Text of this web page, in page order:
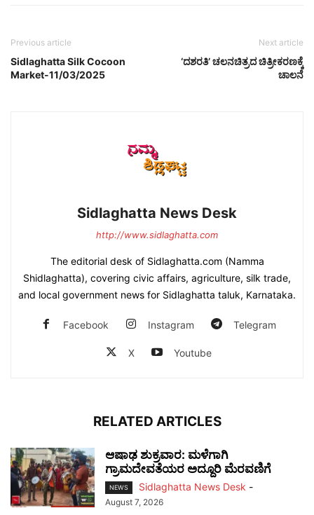
Previous article
Sidlaghatta Silk Cocoon
Market-11/03/2025
Next article
‘ದಶರತಿ’ ಚಲನಚಿತ್ರದ ಚಿತ್ರೀಕರಣಕ್ಕೆ
ಚಾಲನೆ
Sidlaghatta News Desk
http://www.sidlaghatta.com
The editorial desk of Sidlaghatta.com (Namma
Shidlaghatta), covering civic affairs, agriculture, silk trade,
and local government news for Sidlaghatta taluk, Karnataka.
Facebook Instagram Telegram
X Youtube
RELATED ARTICLES
ಆಷಾಢ ಶುಕ್ರವಾರ: ಮಳೆಗಾಗಿ
ಗ್ರಾಮದೇವತೆಯರ ಅದ್ದೂರಿ ಮೆರವಣಿಗೆ
NEWS Sidlaghatta News Desk -
August 7, 2026